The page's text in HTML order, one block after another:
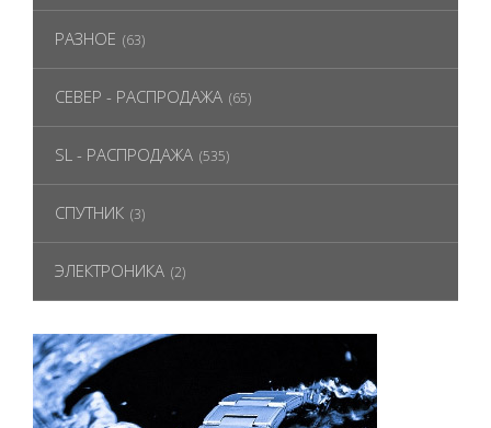
РАЗНОЕ (63)
СЕВЕР - РАСПРОДАЖА (65)
SL - РАСПРОДАЖА (535)
СПУТНИК (3)
ЭЛЕКТРОНИКА (2)